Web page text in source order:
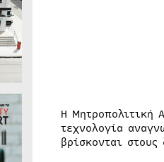
Η Μητροπολιτική
τεχνολογία
βρίσκονται στους